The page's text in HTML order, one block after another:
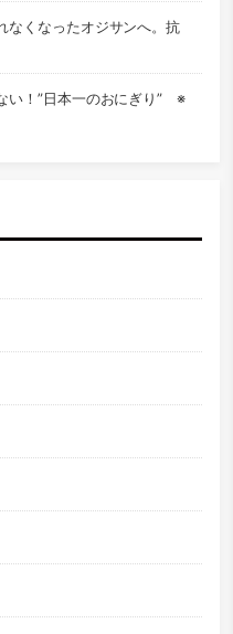
なくなったオジサンへ。抗
い！”日本一のおにぎり” ※